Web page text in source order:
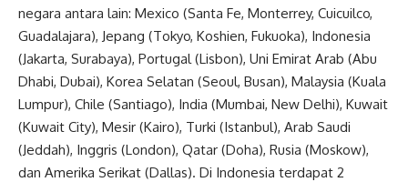
negara antara lain: Mexico (Santa Fe, Monterrey, Cuicuilco,
Guadalajara), Jepang (Tokyo, Koshien, Fukuoka), Indonesia
(Jakarta, Surabaya), Portugal (Lisbon), Uni Emirat Arab (Abu
Dhabi, Dubai), Korea Selatan (Seoul, Busan), Malaysia (Kuala
Lumpur), Chile (Santiago), India (Mumbai, New Delhi), Kuwait
(Kuwait City), Mesir (Kairo), Turki (Istanbul), Arab Saudi
(Jeddah), Inggris (London), Qatar (Doha), Rusia (Moskow),
dan Amerika Serikat (Dallas). Di Indonesia terdapat 2